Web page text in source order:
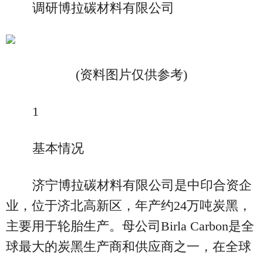
调研博拉碳材料有限公司
(资料图片仅供参考)
1
基本情况
济宁博拉碳材料有限公司是中印合资企
业，位于济北高新区，年产约24万吨炭黑，
主要用于轮胎生产。母公司Birla Carbon是全
球最大的炭黑生产商和供应商之一，在全球